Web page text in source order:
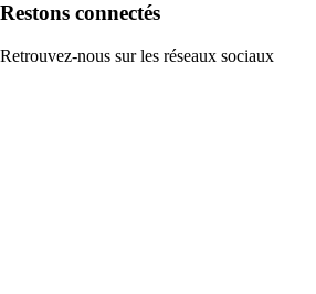
Restons connectés
Retrouvez-nous sur les réseaux sociaux